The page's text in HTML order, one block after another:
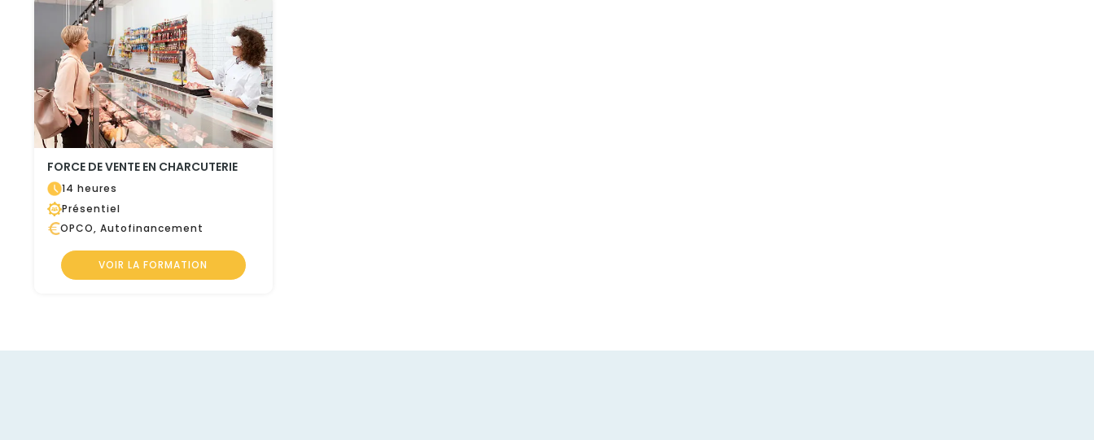
FORCE DE VENTE EN CHARCUTERIE
14 heures
Présentiel
OPCO, Autofinancement
VOIR LA FORMATION